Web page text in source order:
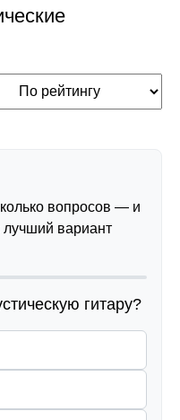
вопросов — и
лучший вариант
гитару?